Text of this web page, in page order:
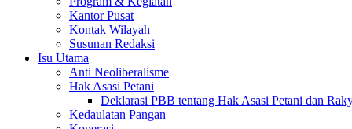
Kantor Pusat
Kontak Wilayah
Susunan Redaksi
Isu Utama
Anti Neoliberalisme
Hak Asasi Petani
Deklarasi PBB tentang Hak Asasi Petani dan
Kedaulatan Pangan